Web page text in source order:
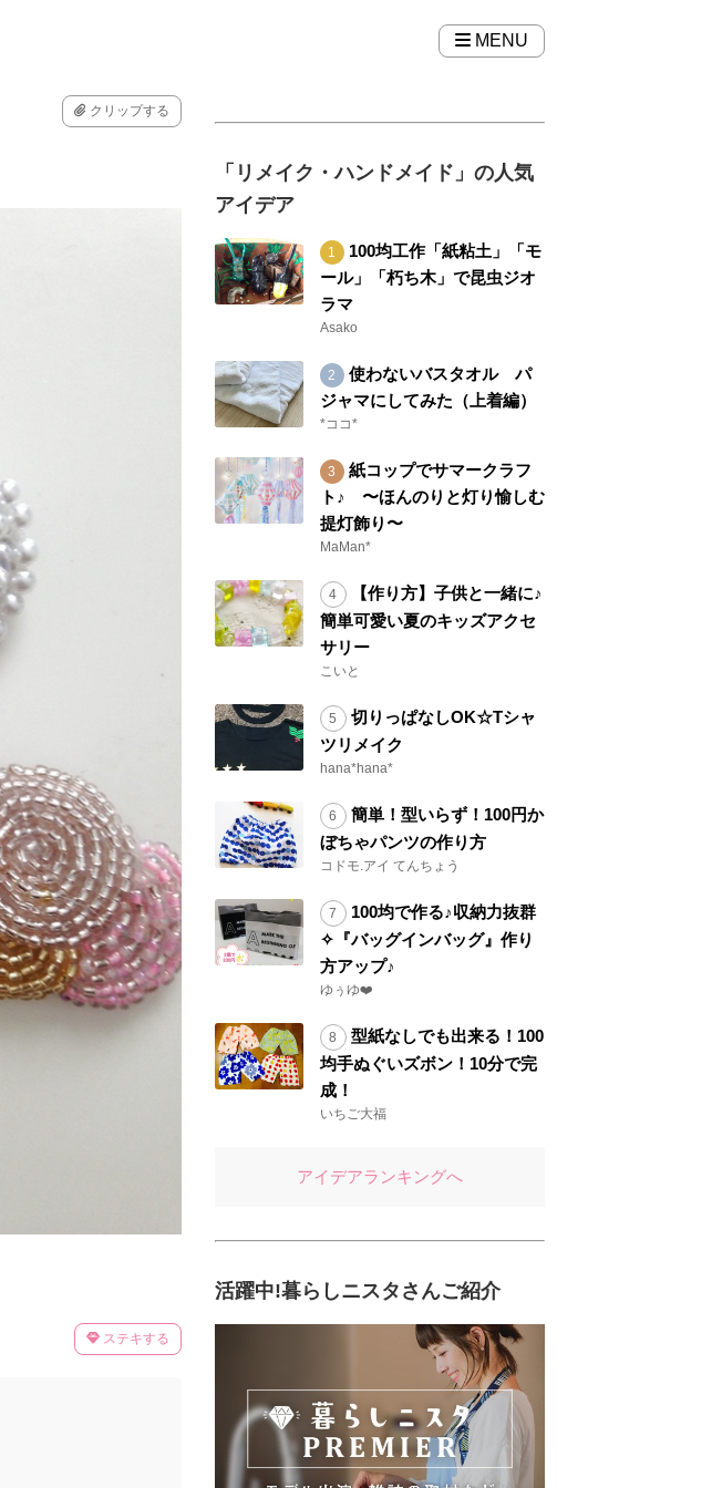
MENU
クリップする
ステキする
「リメイク・ハンドメイド」の人気
アイデア
100均工作「紙粘土」「モ
ール」「朽ち木」で昆虫ジオ
ラマ
Asako
使わないバスタオル パ
ジャマにしてみた（上着編）
*ココ*
紙コップでサマークラフ
ト♪ 〜ほんのりと灯り愉しむ
提灯飾り〜
MaMan*
【作り方】子供と一緒に♪
簡単可愛い夏のキッズアクセ
サリー
こいと
切りっぱなしOK☆Tシャ
ツリメイク
hana*hana*
簡単！型いらず！100円か
ぼちゃパンツの作り方
コドモ.アイ てんちょう
100均で作る♪収納力抜群
✧『バッグインバッグ』作り
方アップ♪
ゆぅゆ❤️
型紙なしでも出来る！100
均手ぬぐいズボン！10分で完
成！
いちご大福
アイデアランキングへ
活躍中!暮らしニスタさんご紹介